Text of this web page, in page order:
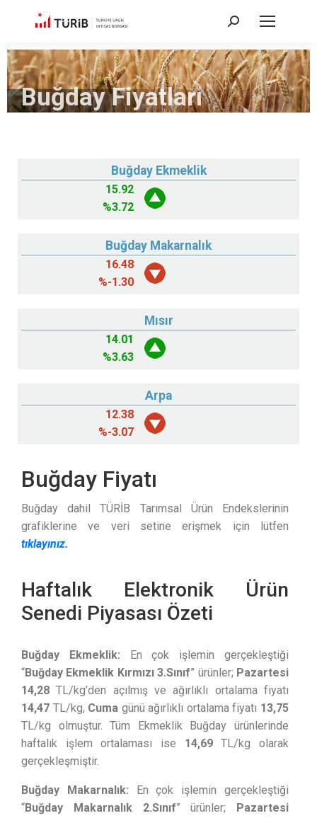
Buğday Fiyatları
Buğday Ekmeklik
15.92
%3.72
Buğday Makarnalık
16.48
%-1.30
Mısır
14.01
%3.63
Arpa
12.38
%-3.07
Buğday Fiyatı
Buğday dahil TÜRİB Tarımsal Ürün Endekslerinin
grafiklerine ve veri setine erişmek için lütfen
tıklayınız.
Haftalık Elektronik Ürün
Senedi Piyasası Özeti
Buğday Ekmeklik: En çok işlemin gerçekleştiği
“Buğday Ekmeklik Kırmızı 3.Sınıf” ürünler; Pazartesi
14,28TL/kg’den açılmış ve ağırlıklı ortalama fiyatı
14,47 TL/kg, Cuma günü ağırlıklı ortalama fiyatı 13,75
TL/kg olmuştur. Tüm Ekmeklik Buğday ürünlerinde
haftalık işlem ortalaması ise 14,69TL/kg olarak
gerçekleşmiştir.
Buğday Makarnalık: En çok işlemin gerçekleştiği
“Buğday Makarnalık 2.Sınıf” ürünler;
Pazartesi